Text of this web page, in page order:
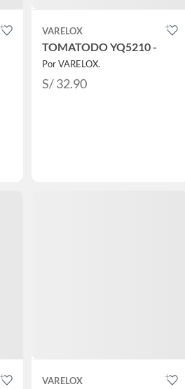
VARELOX
TOMATODO YQ5210 -
Por VARELOX.
S/ 32.90
VARELOX